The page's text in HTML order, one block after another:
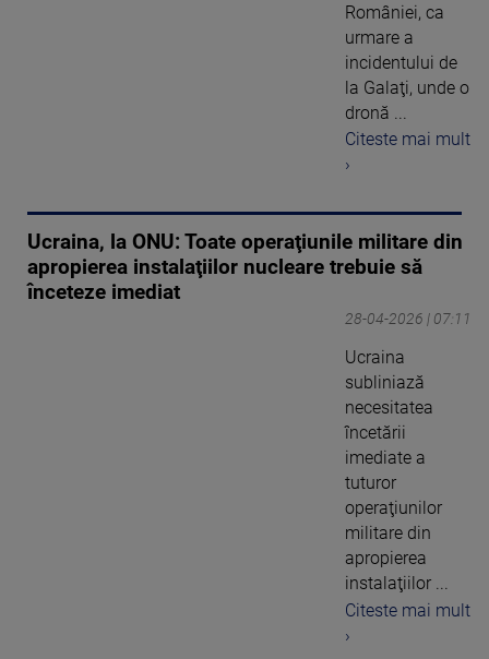
României, ca
urmare a
incidentului de
la Galaţi, unde o
dronă ...
Citeste mai mult
›
Ucraina, la ONU: Toate operaţiunile militare din
apropierea instalaţiilor nucleare trebuie să
înceteze imediat
28-04-2026 | 07:11
Ucraina
subliniază
necesitatea
încetării
imediate a
tuturor
operaţiunilor
militare din
apropierea
instalaţiilor ...
Citeste mai mult
›